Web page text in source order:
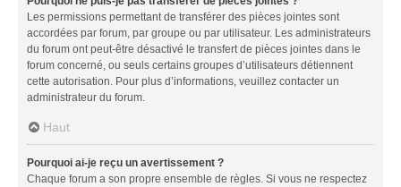
Les permissions permettant de transférer des pièces jointes sont
accordées par forum, par groupe ou par utilisateur. Les administrateurs
du forum ont peut-être désactivé le transfert de pièces jointes dans le
forum concerné, ou seuls certains groupes d’utilisateurs détiennent
cette autorisation. Pour plus d’informations, veuillez contacter un
administrateur du forum.
Haut
Pourquoi ai-je reçu un avertissement ?
Chaque forum a son propre ensemble de règles. Si vous ne respectez